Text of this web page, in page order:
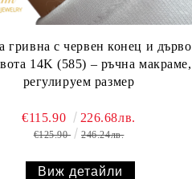
гривна с червен конец и дърво
14K (585) – ръчна макраме,
регулируем размер
€115.90 226.68лв.
€125.90 246.24лв.
Виж детайли